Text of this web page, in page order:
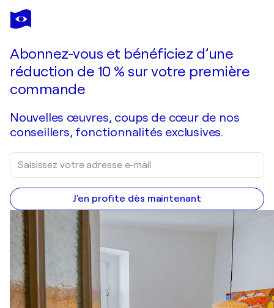
SHEPARD FAIREY
Just Future Rising (set x2)
Abonnez-vous et bénéficiez d’une
réduction de 10 % sur votre première
commande
Nouvelles œuvres, coups de cœur de nos
conseillers, fonctionnalités exclusives.
J'en profite dès maintenant